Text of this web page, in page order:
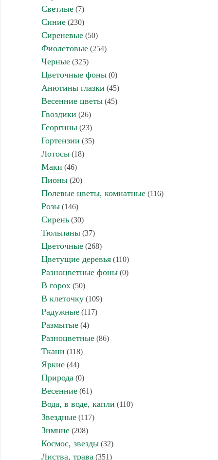
Светлые(7)
Синие(230)
Сиреневые(50)
Фиолетовые(254)
Черные(325)
Цветочные фоны(0)
Анютины глазки (45)
Весенние цветы(45)
Гвоздики (26)
Георгины(23)
Гортензии (35)
Лотосы(18)
Маки (46)
Пионы(20)
Полевые цветы, комнатные(116)
Розы(146)
Сирень(30)
Тюльпаны(37)
Цветочные(268)
Цветущие деревья(110)
Разноцветные фоны(0)
В горох(50)
В клеточку(109)
Радужные(117)
Размытые(4)
Разноцветные(86)
Ткани (118)
Яркие(44)
Природа (0)
Весенние(61)
Вода, в воде, капли (110)
Звездные(117)
Зимние(208)
Космос, звезды(32)
Листва, трава (351)